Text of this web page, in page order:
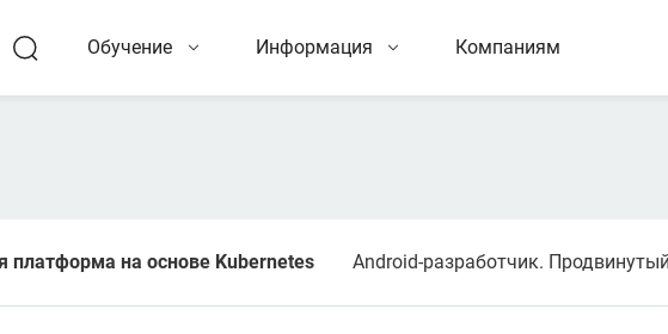
Обучение Информация Компаниям
платформа на основе Kubernetes Android-разработчик.